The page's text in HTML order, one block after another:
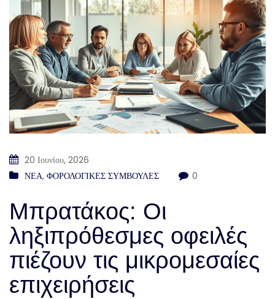
20 Ιουνίου, 2026
ΝΕΑ, ΦΟΡΟΛΟΓΙΚΕΣ ΣΥΜΒΟΥΛΕΣ 0
Μπρατάκος: Οι
ληξιπρόθεσμες οφειλές
πιέζουν τις μικρομεσαίες
επιχειρήσεις